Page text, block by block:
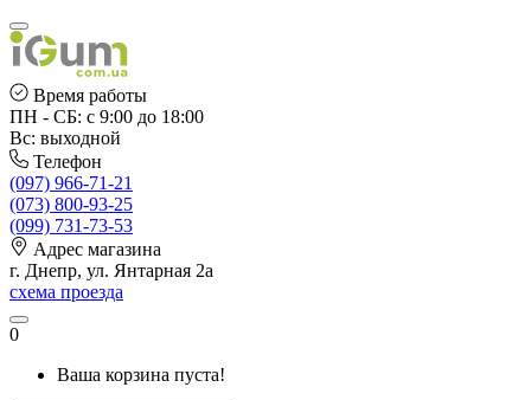
Время работы
ПН - СБ: с 9:00 до 18:00
Вс: выходной
Телефон
(097) 966-71-21
(073) 800-93-25
(099) 731-73-53
Адрес магазина
г. Днепр, ул. Янтарная 2а
схема проезда
0
Ваша корзина пуста!